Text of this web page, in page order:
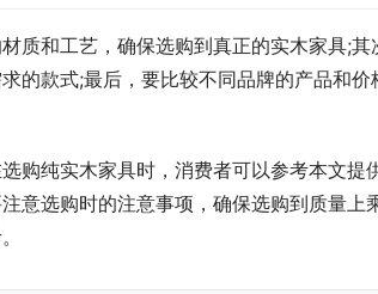
质和工艺，确保选购到真正的实木家具;其
的款式;最后，要比较不同品牌的产品和价
购纯实木家具时，消费者可以参考本文提
意选购时的注意事项，确保选购到质量上